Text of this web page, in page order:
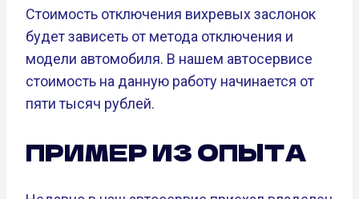
Стоимость отключения вихревых заслонок
будет зависеть от метода отключения и
модели автомобиля. В нашем автосервисе
стоимость на данную работу начинается от
пяти тысяч рублей.
ПРИМЕР ИЗ ОПЫТА